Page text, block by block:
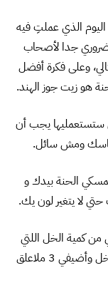
الذي عملتِ فيه
جدا لأصحاب
وعلى فكرة أفضل
هو زيت جوز الهند.
ستستعمليها يجب أن
ومش سائل.
الحنة بيدك و
لا يتغير لون يك.
كمية الخل اللتي
ستضيفيها إلى الحناء، يكفي معلقة واحدة من الخل وأضيفي 3 ملاعلق